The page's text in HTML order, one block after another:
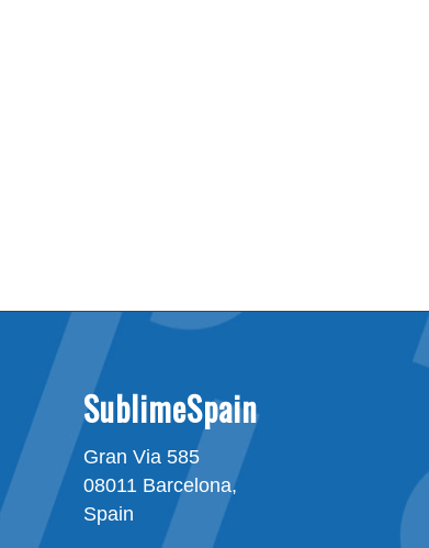
SublimeSpain
Gran Via 585
08011 Barcelona,
Spain